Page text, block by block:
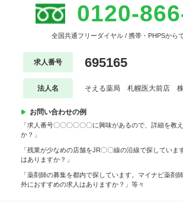
0120-
全国共通フリーダイヤル / 携帯・PHPSから
求人番号 695165
法人名 そえる薬局 札幌医大前店 株
お問い合わせの例
「求人番号〇〇〇〇〇〇に興味があるので、詳細を教
か？」
「残業が少なめの店舗をJR〇〇線の沿線で探していま
はありますか？」
「薬剤師の募集を都内で探しています。マイナビ薬剤
外におすすめの求人はありますか？」等々